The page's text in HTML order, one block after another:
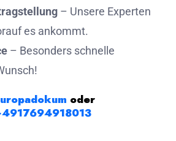
– Unsere Experten
es ankommt.
– Besonders schnelle
oder